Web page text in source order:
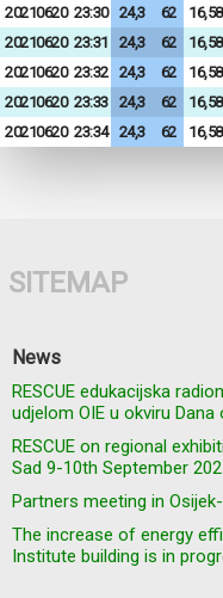
20210620 23:30 24,3 62
20210620 23:31 24,3 62
20210620 23:32 24,3 62
20210620 23:33 24,3 62
20210620 23:34 24,3 62
SITEMAP
News
RESCUE edukacijska
udjelom OIE u okviru
RESCUE on regional
Sad 9-10th September
Partners meeting in Osijek-
The increase of energy
Institute building is in